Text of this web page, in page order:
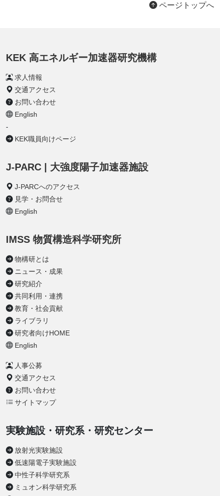
ページトップへ
KEK 高エネルギー加速器研究機構
求人情報
交通アクセス
お問い合わせ
English
-
KEK職員向けページ
J-PARC | 大強度陽子加速器施設
J-PARCへのアクセス
見学・お問合せ
English
IMSS 物質構造科学研究所
物構研とは
ニュース・成果
研究紹介
共同利用・連携
教育・社会貢献
ライブラリ
研究者向けHOME
English
人事公募
交通アクセス
お問い合わせ
サイトマップ
実験施設・研究系・研究センター
放射光実験施設
低速陽電子実験施設
中性子科学研究系
ミュオン科学研究系